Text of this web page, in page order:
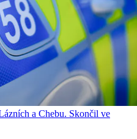
a Chebu. Skončil ve